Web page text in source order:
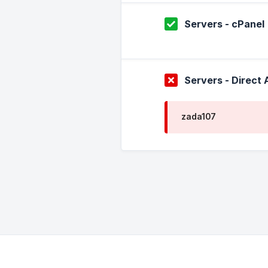
Servers - cPanel
Servers - Direct
zada107